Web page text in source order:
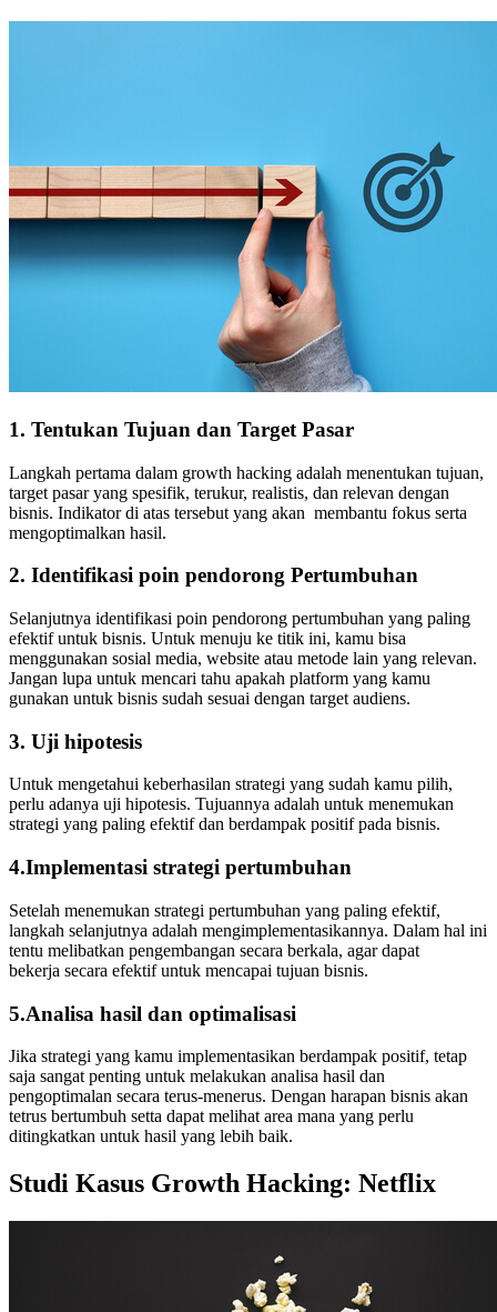
1. Tentukan Tujuan dan Target Pasar
Langkah pertama dalam growth hacking adalah menentukan tujuan,
target pasar yang spesifik, terukur, realistis, dan relevan dengan
bisnis. Indikator di atas tersebut yang akan membantu fokus serta
mengoptimalkan hasil.
2. Identifikasi poin pendorong Pertumbuhan
Selanjutnya identifikasi poin pendorong pertumbuhan yang paling
efektif untuk bisnis. Untuk menuju ke titik ini, kamu bisa
menggunakan sosial media, website atau metode lain yang relevan.
Jangan lupa untuk mencari tahu apakah platform yang kamu
gunakan untuk bisnis sudah sesuai dengan target audiens.
3. Uji hipotesis
Untuk mengetahui keberhasilan strategi yang sudah kamu pilih,
perlu adanya uji hipotesis. Tujuannya adalah untuk menemukan
strategi yang paling efektif dan berdampak positif pada bisnis.
4.Implementasi strategi pertumbuhan
Setelah menemukan strategi pertumbuhan yang paling efektif,
langkah selanjutnya adalah mengimplementasikannya. Dalam hal ini
tentu melibatkan pengembangan secara berkala, agar dapat
bekerja secara efektif untuk mencapai tujuan bisnis.
5.Analisa hasil dan optimalisasi
Jika strategi yang kamu implementasikan berdampak positif, tetap
saja sangat penting untuk melakukan analisa hasil dan
pengoptimalan secara terus-menerus. Dengan harapan bisnis akan
tetrus bertumbuh setta dapat melihat area mana yang perlu
ditingkatkan untuk hasil yang lebih baik.
Studi Kasus Growth Hacking: Netflix